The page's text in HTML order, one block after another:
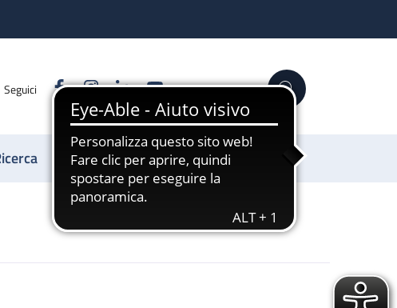
Seguici FacebookInstagram
LinkedinYouTube Cerca
Sostienici